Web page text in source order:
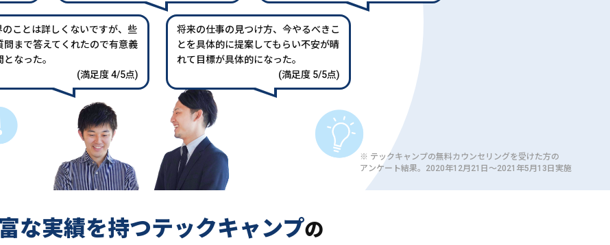
のことは詳しくないですが、些
問まで答えてくれたので有意義
となった。
(満足度 4/5点)
将来の仕事の見つけ方、今やるべきこ
とを具体的に提案してもらい不安が晴
れて目標が具体的になった。
(満足度 5/5点)
※ テックキャンプの無料カウンセリングを受けた方の
アンケート結果。2020年12月21日〜2021年5月13日実施
な実績を持つテックキャンプの